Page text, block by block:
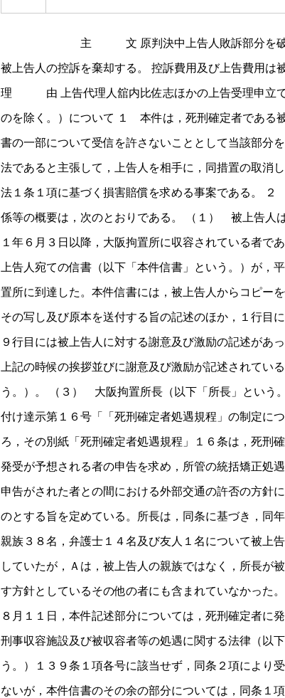
主 文 原判決中上告人敗訴部分を破棄す
被上告人の控訴を棄却する。 控訴費用及び上告費用は
理 由 上告代理人舘内比佐志ほかの上告受理申立て
のを除く。）について １ 本件は，死刑確定者である
書の一部について受信を許さないこととして当該部分
法であると主張して，上告人を相手に，同措置の取消
法１条１項に基づく損害賠償を求める事案である。
係等の概要は，次のとおりである。 （１） 被上告人
１年６月３日以降，大阪拘置所に収容されている者で
上告人宛ての信書（以下「本件信書」という。）が，
置所に到達した。本件信書には，被上告人からコピー
その写し及び原本を送付する旨の記述のほか，１行目
９行目には被上告人に対する謝意及び激励の記述があ
上記の時候の挨拶並びに謝意及び激励が記述されてい
う。）。 （３） 大阪拘置所長（以下「所長」という
付け達示第１６号「「死刑確定者処遇規程」の制定に
ろ，その別紙「死刑確定者処遇規程」１６条は，死刑
発受が予想される者の申告を求め，所管の統括矯正処
申告がされた者との間における外部交通の許否の方針
のとする旨を定めている。所長は，同条に基づき，同
親族３８名，弁護士１４名及び友人１名について被上
していたが，Ａは，被上告人の親族ではなく，所長が
す方針としているその他の者にも含まれていなかった
８月１１日，本件記述部分については，死刑確定者に
刑事収容施設及び被収容者等の処遇に関する法律（以
う。）１３９条１項各号に該当せず，同条２項により
ないが，本件信書のその余の部分については，同条１